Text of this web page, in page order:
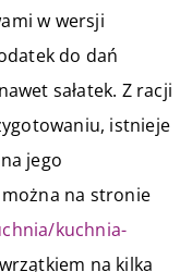
w wersji
do dań
sałatek. Z racji
istnieje
jego
na stronie
kuchnia-
na kilka